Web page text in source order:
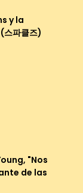
y la
파클즈)
"Nos
de las